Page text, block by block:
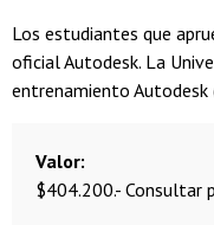
Los estudiantes que
oficial Autodesk. La
entrenamiento Autodesk
Valor
$404.200.- Consultar